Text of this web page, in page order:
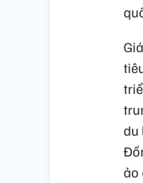
du
ảo